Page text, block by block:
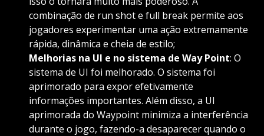
combinação de run shot e full break permite aos
jogadores experimentar uma ação extremamente
rápida, dinâmica e cheia de estilo;
Melhorias na UI e no sistema de Way Point: O
sistema de UI foi melhorado. O sistema foi
aprimorado para expor efetivamente
informações importantes. Além disso, a UI
aprimorada do Waypoint minimiza a interferência
durante o jogo, fazendo-a desaparecer quando o